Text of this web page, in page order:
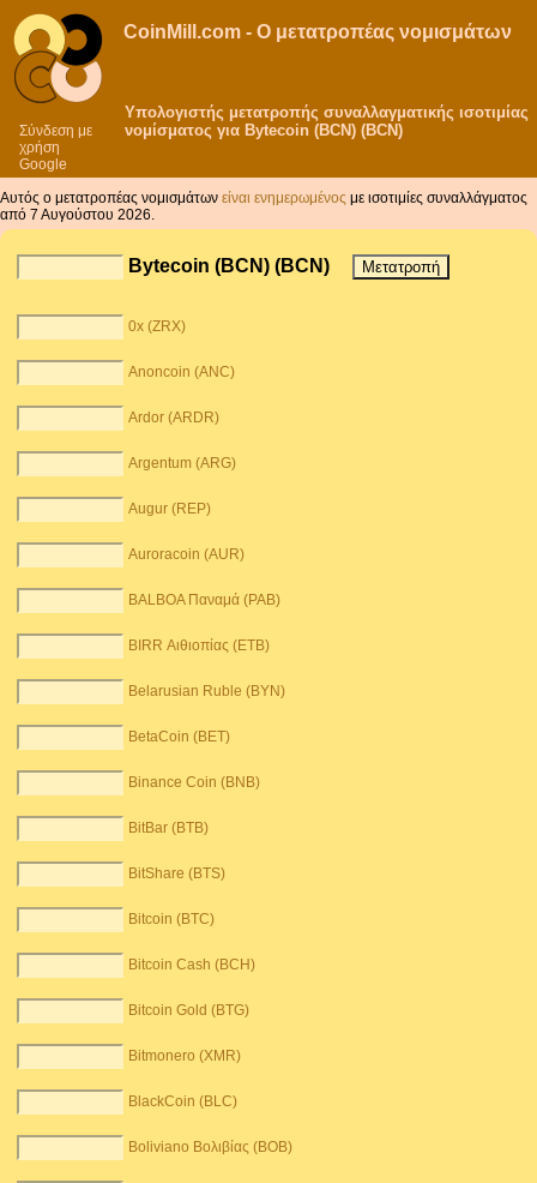
Σύνδεση με
χρήση
Google
CoinMill.com - Ο μετατροπέας νομισμάτων
Υπολογιστής μετατροπής συναλλαγματικής ισοτιμίας
νομίσματος για Bytecoin (BCN) (BCN)
Αυτός ο μετατροπέας νομισμάτων είναι ενημερωμένος με ισοτιμίες συναλλάγματος
από 7 Αυγούστου 2026.
Bytecoin (BCN) (BCN)
0x (ZRX)
Anoncoin (ANC)
Ardor (ARDR)
Argentum (ARG)
Augur (REP)
Auroracoin (AUR)
BALBOA Παναμά (PAB)
BIRR Αιθιοπίας (ETB)
Belarusian Ruble (BYN)
BetaCoin (BET)
Binance Coin (BNB)
BitBar (BTB)
BitShare (BTS)
Bitcoin (BTC)
Bitcoin Cash (BCH)
Bitcoin Gold (BTG)
Bitmonero (XMR)
BlackCoin (BLC)
Boliviano Βολιβίας (BOB)